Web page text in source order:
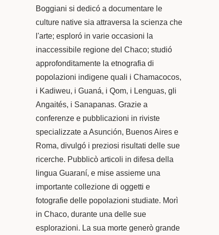
Boggiani si dedicó a documentare le
culture native sia attraversa la scienza che
l'arte; esploró in varie occasioni la
inaccessibile regione del Chaco; studió
approfonditamente la etnografia di
popolazioni indigene quali i Chamacocos,
i Kadiweu, i Guaná, i Qom, i Lenguas, gli
Angaités, i Sanapanas. Grazie a
conferenze e pubblicazioni in riviste
specializzate a Asunción, Buenos Aires e
Roma, divulgó i preziosi risultati delle sue
ricerche. Pubblicò articoli in difesa della
lingua Guaraní, e mise assieme una
importante collezione di oggetti e
fotografie delle popolazioni studiate. Morì
in Chaco, durante una delle sue
esplorazioni. La sua morte generò grande